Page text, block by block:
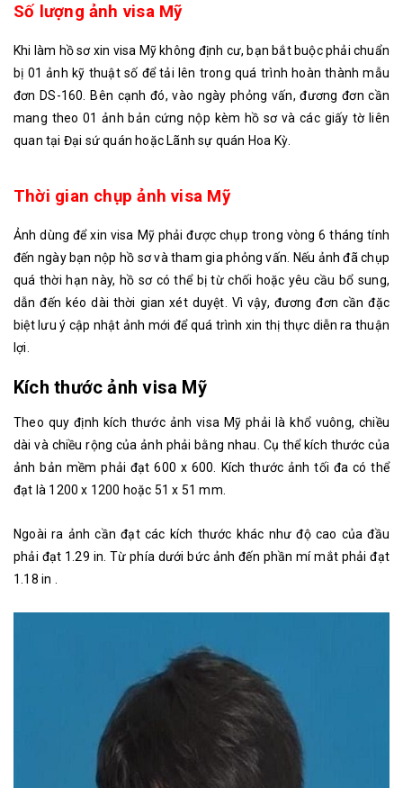
Số lượng ảnh visa Mỹ
Khi làm hồ sơ xin visa Mỹ không định cư, bạn bắt buộc phải chuẩn
bị 01 ảnh kỹ thuật số để tải lên trong quá trình hoàn thành mẫu
đơn DS-160. Bên cạnh đó, vào ngày phỏng vấn, đương đơn cần
mang theo 01 ảnh bản cứng nộp kèm hồ sơ và các giấy tờ liên
quan tại Đại sứ quán hoặc Lãnh sự quán Hoa Kỳ.
Thời gian chụp ảnh visa Mỹ
Ảnh dùng để xin visa Mỹ phải được chụp trong vòng 6 tháng tính
đến ngày bạn nộp hồ sơ và tham gia phỏng vấn. Nếu ảnh đã chụp
quá thời hạn này, hồ sơ có thể bị từ chối hoặc yêu cầu bổ sung,
dẫn đến kéo dài thời gian xét duyệt. Vì vậy, đương đơn cần đặc
biệt lưu ý cập nhật ảnh mới để quá trình xin thị thực diễn ra thuận
lợi.
Kích thước ảnh visa Mỹ
Theo quy định kích thước ảnh visa Mỹ phải là khổ vuông, chiều
dài và chiều rộng của ảnh phải bằng nhau. Cụ thể kích thước của
ảnh bản mềm phải đạt 600 x 600. Kích thước ảnh tối đa có thể
đạt là 1200 x 1200 hoặc 51 x 51 mm.
Ngoài ra ảnh cần đạt các kích thước khác như độ cao của đầu
phải đạt 1.29 in. Từ phía dưới bức ảnh đến phần mí mắt phải đạt
1.18 in .